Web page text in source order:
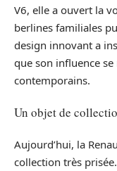
V6, elle a ouvert la
berlines familiales
design innovant a
que son influence
contemporains.
Un objet de
Aujourd’hui, la
collection très